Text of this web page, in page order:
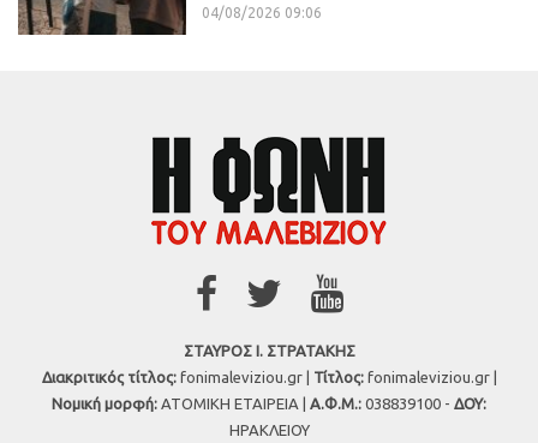
04/08/2026 09:06
ΣΤΑΥΡΟΣ Ι. ΣΤΡΑΤΑΚΗΣ
Διακριτικός τίτλος:fonimaleviziou.gr | Τίτλος:fonimaleviziou.gr |
Νομική μορφή: ΑΤΟΜΙΚΗ ΕΤΑΙΡΕΙΑ | Α.Φ.Μ.: 038839100 - ΔΟΥ:
ΗΡΑΚΛΕΙΟΥ